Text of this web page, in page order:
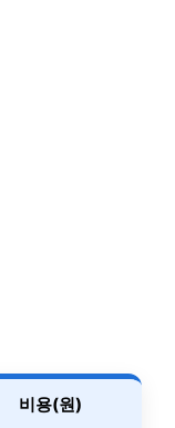
비용(원)